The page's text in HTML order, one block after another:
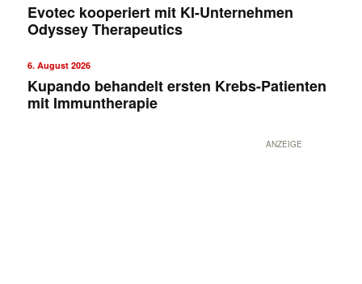
Evotec kooperiert mit KI-Unternehmen
Odyssey Therapeutics
6. August 2026
Kupando behandelt ersten Krebs-Patienten
mit Immuntherapie
ANZEIGE